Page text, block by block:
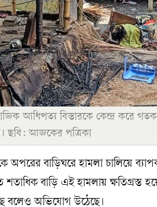
আধিপত্য বিস্তারকে কেন্দ্র করে
ছবি: আজকের পত্রিকা
অপরের বাড়িঘরে হামলা চালিয়ে
শতাধিক বাড়ি এই হামলায়
বলেও অভিযোগ উঠেছে।